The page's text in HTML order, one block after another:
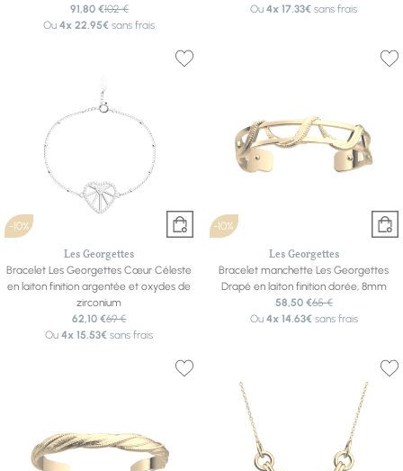
91,80 €102 €
Ou4x 22.95€ sans frais
Ou4x 17.33€ sans frais
-10%
Les Georgettes
Bracelet Les Georgettes Cœur Céleste
en laiton finition argentée et oxydes de
zirconium
62,10 €69 €
Ou4x 15.53€ sans frais
-10%
Les Georgettes
Bracelet manchette Les Georgettes
Drapé en laiton finition dorée, 8mm
58,50 €65 €
Ou 4x 14.63€sans frais